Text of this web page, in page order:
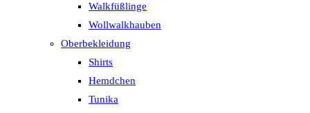
Walkfüßlinge
Wollwalkhauben
Oberbekleidung
Shirts
Hemdchen
Tunika